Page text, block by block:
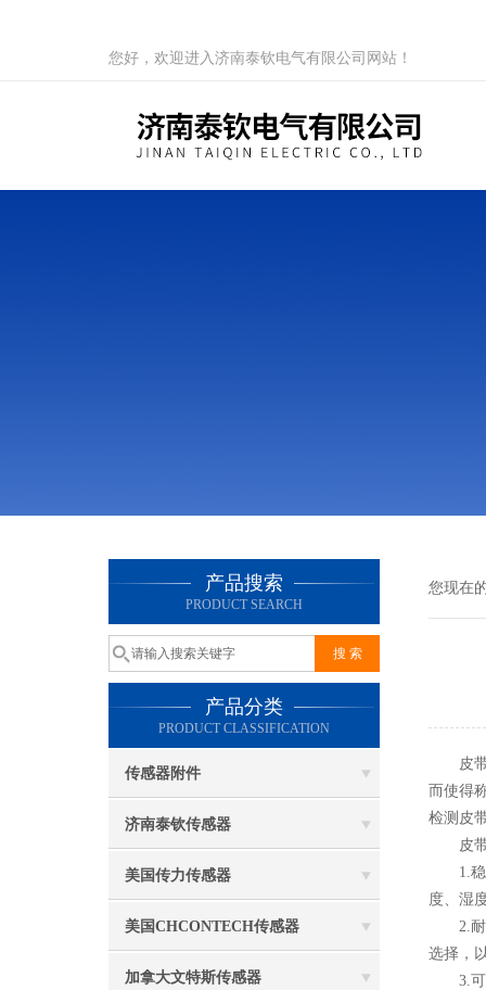
您好，欢迎进入济南泰钦电气有限公司网站！
产品搜索
PRODUCT SEARCH
产品分类
PRODUCT CLASSIFICATION
传感器附件
济南泰钦传感器
美国传力传感器
美国CHCONTECH传感器
加拿大文特斯传感器
您现在
皮带
而使得
检测皮
皮
1.稳定
度、湿
2.耐久
选择，
3.可靠